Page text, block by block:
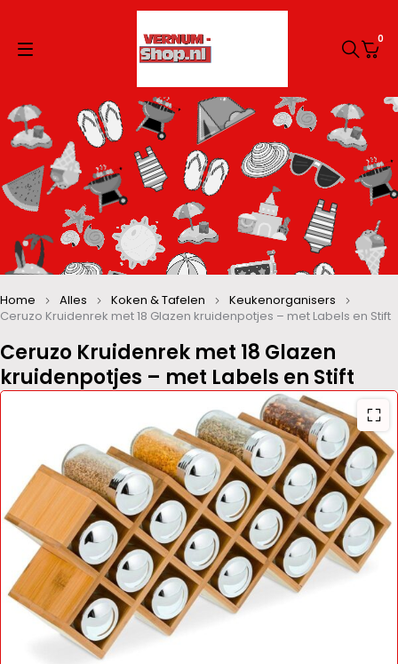
0
Ceruzo Kruidenrek met 18 Glazen
kruidenpotjes – met Labels en Stift
Home Alles Koken & Tafelen
Keukenorganisers
Ceruzo Kruidenrek met 18 Glazen kruidenpotjes – met Labels en Stift